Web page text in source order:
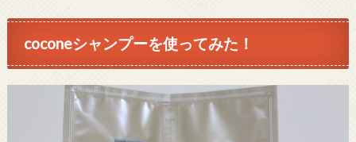
鏡に映る美しいパーマのあなた...
coconeシャンプーを使ってみた！